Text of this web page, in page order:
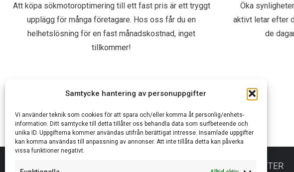
Samtycke hantering av personuppgifter
Vi använder teknik som cookies för att spara och/eller komma åt personlig/enhets-
information. Ditt samtycke till detta tillåter oss behandla data som surfbeteende och
unika ID. Uppgifterna kommer användas utifrån berättigat intresse. Insamlade uppgifter
kan komma användas till anpassning av annonser. Att inte tillåta detta kan påverka
vissa funktioner negativt.
Att köpa sökmotoroptimering till ett fast pris är ett tryggt
upplägg för många företagare. Hos oss får du en
helhetslösning för en fast månadskostnad, inget
tillkommer!
Öka
aktivt letar efter
de
VÅRA TJÄNSTER